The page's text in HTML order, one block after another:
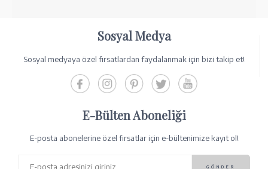
Sosyal Medya
Sosyal medyaya özel fırsatlardan faydalanmak için bizi takip et!
E-Bülten Aboneliği
E-posta abonelerine özel fırsatlar için e-bültenimize kayıt ol!